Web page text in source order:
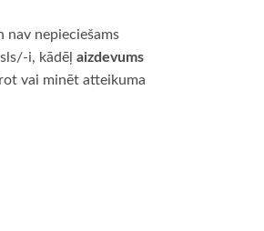
nav nepieciešams
i, kādēļ aizdevums
vai minēt atteikuma